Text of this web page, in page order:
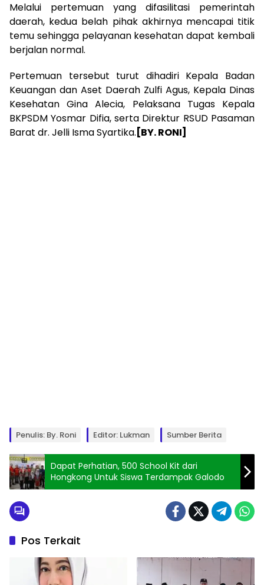
Melalui pertemuan yang difasilitasi pemerintah
daerah, kedua belah pihak akhirnya mencapai titik
temu sehingga pelayanan kesehatan dapat kembali
berjalan normal.
Pertemuan tersebut turut dihadiri Kepala Badan
Keuangan dan Aset Daerah Zulfi Agus, Kepala Dinas
Kesehatan Gina Alecia, Pelaksana Tugas Kepala
BKPSDM Yosmar Difia, serta Direktur RSUD Pasaman
Barat dr. Jelli Isma Syartika. [BY. RONI]
Penulis: By. Roni Editor: Lukman Sumber Berita
Dapat Perhatian, 500 School Kit dari
Hongkong Untuk Siswa Terdampak Galodo
Pos Terkait